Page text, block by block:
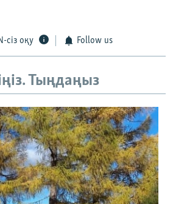
сіз оқу Follow us
Тыңдаңыз